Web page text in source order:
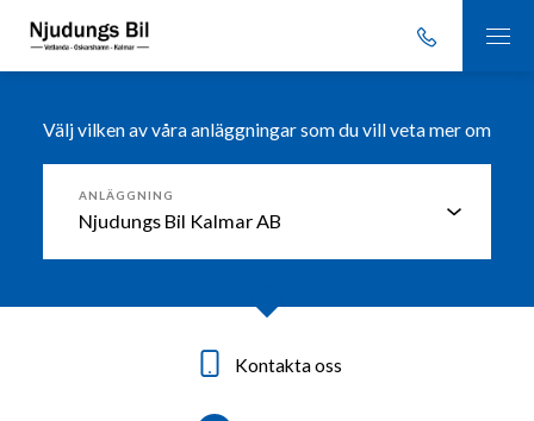
Välj vilken av våra anläggningar som du vill veta mer om
ANLÄGGNING
Kontakta oss
Kontakta oss
Kontakta oss